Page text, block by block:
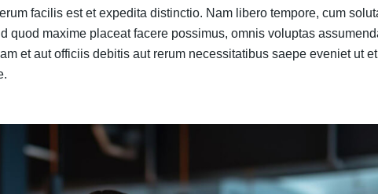
facilis est et expedita distinctio. Nam libero tempore, cum
quod maxime placeat facere possimus, omnis voluptas
et aut officiis debitis aut rerum necessitatibus saepe eveniet ut et